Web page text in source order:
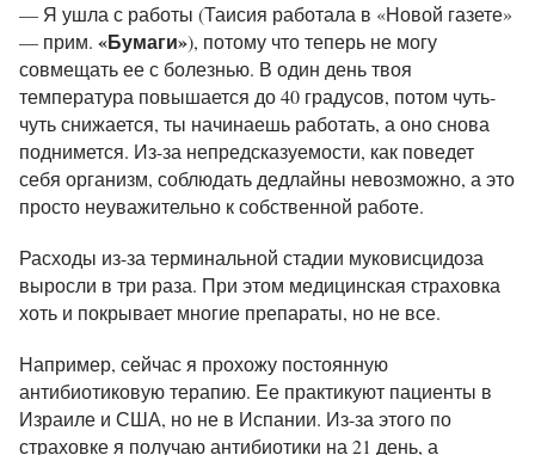
— Я ушла с работы (Таисия работала в «Новой газете»
— прим. «Бумаги»), потому что теперь не могу
совмещать ее с болезнью. В один день твоя
температура повышается до 40 градусов, потом чуть-
чуть снижается, ты начинаешь работать, а оно снова
поднимется. Из-за непредсказуемости, как поведет
себя организм, соблюдать дедлайны невозможно, а это
просто неуважительно к собственной работе.
Расходы из-за терминальной стадии муковисцидоза
выросли в три раза. При этом медицинская страховка
хоть и покрывает многие препараты, но не все.
Например, сейчас я прохожу постоянную
антибиотиковую терапию. Ее практикуют пациенты в
Израиле и США, но не в Испании. Из-за этого по
страховке я получаю антибиотики на 21 день, а